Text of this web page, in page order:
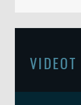
VIDEOT